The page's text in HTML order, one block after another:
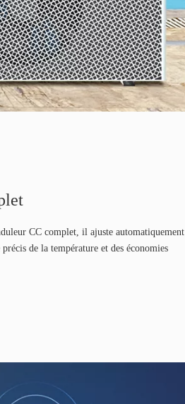
CC complet, il ajuste automatiquement
de la température et des économies